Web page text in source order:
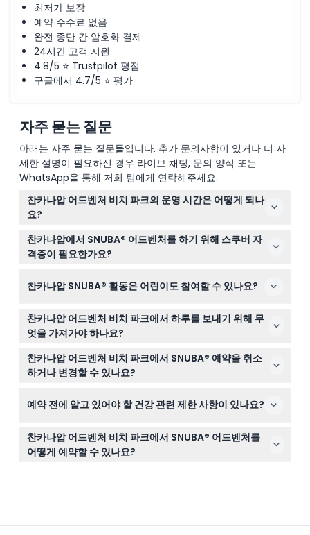
최저가 보장
예약 수수료 없음
완전 종단 간 암호화 결제
24시간 고객 지원
4.8/5 ⭐ Trustpilot 평점
구글에서 4.7/5 ⭐ 평가
자주 묻는 질문
아래는 자주 묻는 질문들입니다. 추가 문의사항이 있거나 더 자
세한 설명이 필요하신 경우 라이브 채팅, 문의 양식 또는
WhatsApp을 통해 저희 팀에게 연락해주세요.
찬카나압 어드벤처 비치 파크의 운영 시간은 어떻게 되나
요?
찬카나압 어드벤처 비치 파크는 월요일부터 토요일까지 오
전 8시부터 오후 5시까지 운영됩니다. (변경될 수 있으니
예약 시 꼭 확인해 주세요)
찬카나압에서 SNUBA® 어드벤처를 하기 위해 스쿠버 자
격증이 필요한가요?
물속에서 안전하게 숨을 쉬고 해양 생물을 탐험하고 싶은
찬카나압 SNUBA® 활동은 어린이도 참여할 수 있나요?
네, 8세 이상 어린이는 참여할 수 있으나, 8세에서 12세 사
이 어린이는 유료 성인 보호자와 함께 참석해야 합니다.
찬카나압 어드벤처 비치 파크에서 하루를 보내기 위해 무
엇을 가져가야 하나요?
수영복, 수건, 자외선 차단제, 그리고 미팅 장소에서 티켓을
보여줄 스마트폰을 가져오세요; 스노클링 장비와 라커는 제
공됩니다.
찬카나압 어드벤처 비치 파크에서 SNUBA® 예약을 취소
하거나 변경할 수 있나요?
예약 전에 신중히 계획해 주세요.
예약 전에 알고 있어야 할 건강 관련 제한 사항이 있나요?
SNUBA® 활동은 임산부나 심장 질환 또는 중대한 의학적 문
제가 있는 여행자에게는 권장되지 않습니다.
찬카나압 어드벤처 비치 파크에서 SNUBA® 어드벤처를
어떻게 예약할 수 있나요?